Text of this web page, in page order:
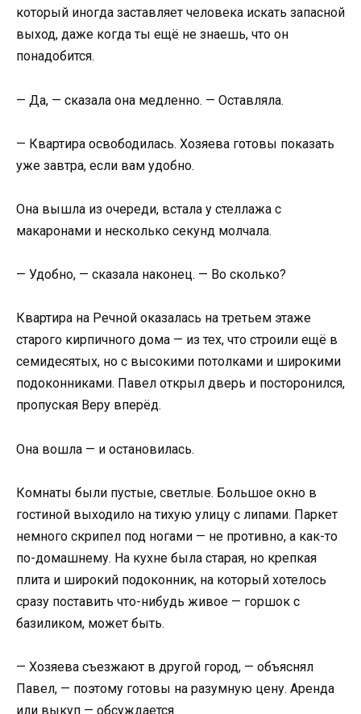
который иногда заставляет человека искать запасной
выход, даже когда ты ещё не знаешь, что он
понадобится.
— Да, — сказала она медленно. — Оставляла.
— Квартира освободилась. Хозяева готовы показать
уже завтра, если вам удобно.
Она вышла из очереди, встала у стеллажа с
макаронами и несколько секунд молчала.
— Удобно, — сказала наконец. — Во сколько?
Квартира на Речной оказалась на третьем этаже
старого кирпичного дома — из тех, что строили ещё в
семидесятых, но с высокими потолками и широкими
подоконниками. Павел открыл дверь и посторонился,
пропуская Веру вперёд.
Она вошла — и остановилась.
Комнаты были пустые, светлые. Большое окно в
гостиной выходило на тихую улицу с липами. Паркет
немного скрипел под ногами — не противно, а как-то
по-домашнему. На кухне была старая, но крепкая
плита и широкий подоконник, на который хотелось
сразу поставить что-нибудь живое — горшок с
базиликом, может быть.
— Хозяева съезжают в другой город, — объяснял
Павел, — поэтому готовы на разумную цену. Аренда
или выкуп — обсуждается.